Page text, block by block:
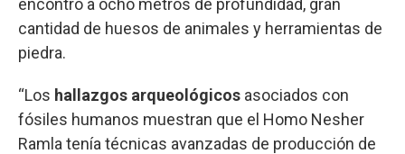
encontró a ocho metros de profundidad, gran
cantidad de huesos de animales y herramientas de
piedra.
“Los hallazgos arqueológicos asociados con
fósiles humanos muestran que el Homo Nesher
Ramla tenía técnicas avanzadas de producción de